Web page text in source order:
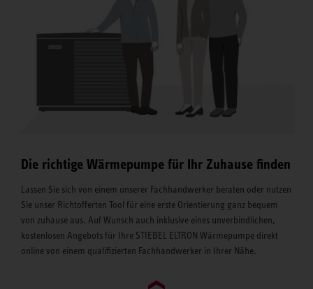
Die richtige Wärmepumpe für Ihr Zuhause finden
Lassen Sie sich von einem unserer Fachhandwerker beraten oder nutzen
Sie unser Richtofferten Tool für eine erste Orientierung ganz bequem
von zuhause aus. Auf Wunsch auch inklusive eines unverbindlichen,
kostenlosen Angebots für Ihre STIEBEL ELTRON Wärmepumpe direkt
online von einem qualifizierten Fachhandwerker in Ihrer Nähe.